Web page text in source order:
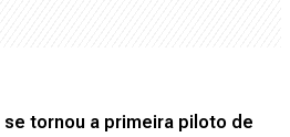
se tornou a primeira piloto de